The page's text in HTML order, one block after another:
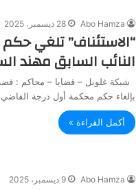
Abo Hamza 28 ديسمبر، 2025
“الاستئناف” تلغي
النائب السابق مهند
شبكة غلوبل – قضايا – محاكم :
بإلغاء حكم محكمة أول درجة القاضي
أكمل القراءة »
Abo Hamza 9 ديسمبر، 2025